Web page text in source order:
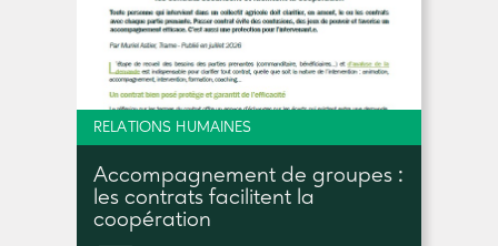
RELATIONS HUMAINES
Accompagnement de groupes :
les contrats facilitent la
coopération